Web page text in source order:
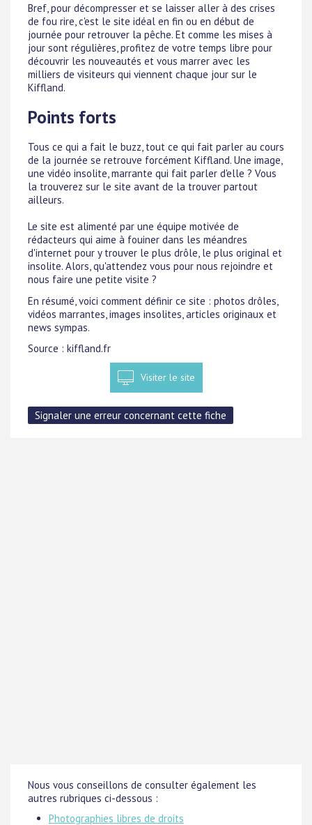
Bref, pour décompresser et se laisser aller à des crises
de fou rire, c'est le site idéal en fin ou en début de
journée pour retrouver la pêche. Et comme les mises à
jour sont régulières, profitez de votre temps libre pour
découvrir les nouveautés et vous marrer avec les
milliers de visiteurs qui viennent chaque jour sur le
Kiffland.
Points forts
Tous ce qui a fait le buzz, tout ce qui fait parler au cours
de la journée se retrouve forcément Kiffland. Une image,
une vidéo insolite, marrante qui fait parler d'elle ? Vous
la trouverez sur le site avant de la trouver partout
ailleurs.
Le site est alimenté par une équipe motivée de
rédacteurs qui aime à fouiner dans les méandres
d'internet pour y trouver le plus drôle, le plus original et
insolite. Alors, qu'attendez vous pour nous rejoindre et
nous faire une petite visite ?
En résumé, voici comment définir ce site : photos drôles,
vidéos marrantes, images insolites, articles originaux et
news sympas.
Source : kiffland.fr
Visiter le site
Nous vous conseillons de consulter également les
autres rubriques ci-dessous :
Photographies libres de droits